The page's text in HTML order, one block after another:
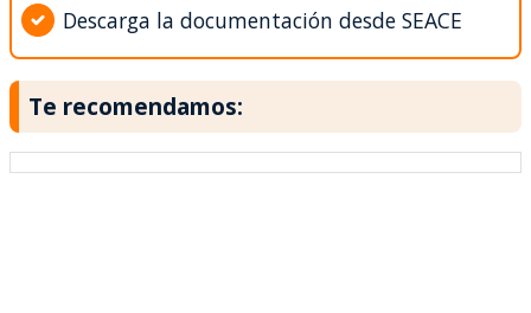
Descarga la documentación desde SEACE
Te recomendamos: